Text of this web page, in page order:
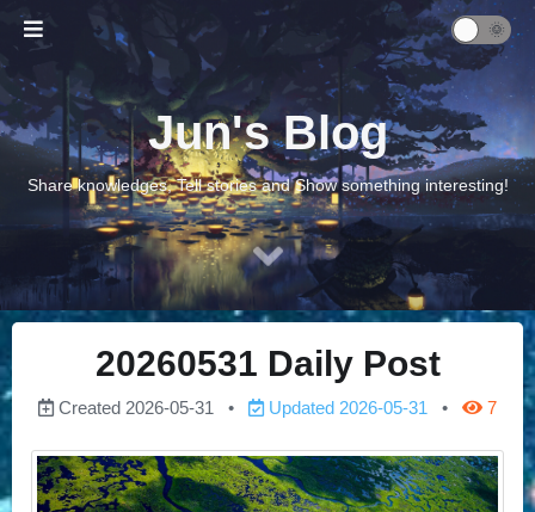
Jun's Blog
Share knowledges, Tell stories and Show something interesting!
20260531 Daily Post
Created 2026-05-31 Updated 2026-05-31 7